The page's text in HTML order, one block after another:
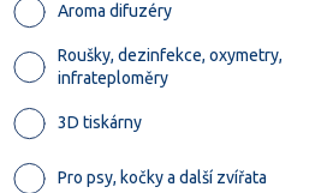
Aroma difuzéry
Roušky, dezinfekce, oxymetry,
infrateploměry
3D tiskárny
Pro psy, kočky a další zvířata